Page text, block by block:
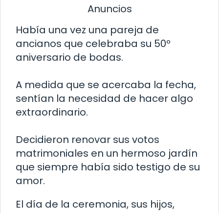
Anuncios
Había una vez una pareja de
ancianos que celebraba su 50º
aniversario de bodas.
A medida que se acercaba la fecha,
sentían la necesidad de hacer algo
extraordinario.
Decidieron renovar sus votos
matrimoniales en un hermoso jardín
que siempre había sido testigo de su
amor.
El día de la ceremonia, sus hijos,